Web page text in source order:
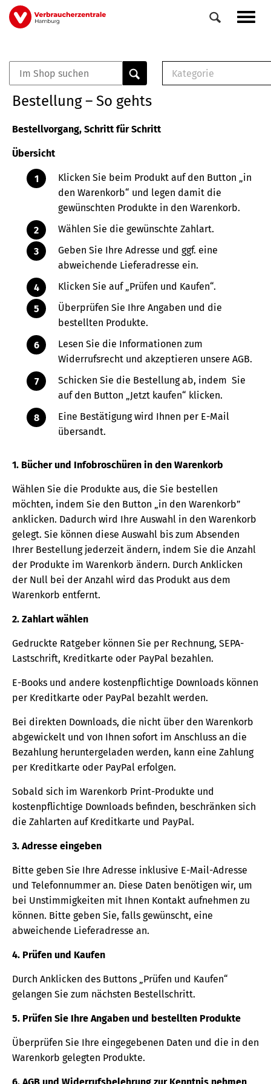
Direkt
zum
Veranstaltungen
0
Elemente
Kategorie
Buch
Bestellung – So gehts
Bestellvorgang, Schritt für Schritt
Übersicht
Klicken Sie beim Produkt auf den Button „in
den Warenkorb“ und legen damit die
gewünschten Produkte in den Warenkorb.
Wählen Sie die gewünschte Zahlart.
Geben Sie Ihre Adresse und ggf. eine
abweichende Lieferadresse ein.
Klicken Sie auf „Prüfen und Kaufen“.
Überprüfen Sie Ihre Angaben und die
bestellten Produkte.
Lesen Sie die Informationen zum
Widerrufsrecht und akzeptieren unsere AGB.
Schicken Sie die Bestellung ab, indem Sie
auf den Button „Jetzt kaufen“ klicken.
Eine Bestätigung wird Ihnen per E-Mail
übersandt.
1. Bücher und Infobroschüren in den Warenkorb
Wählen Sie die Produkte aus, die Sie bestellen
möchten, indem Sie den Button „in den Warenkorb”
anklicken. Dadurch wird Ihre Auswahl in den Warenkorb
gelegt. Sie können diese Auswahl bis zum Absenden
Ihrer Bestellung jederzeit ändern, indem Sie die Anzahl
der Produkte im Warenkorb ändern. Durch Anklicken
der Null bei der Anzahl wird das Produkt aus dem
Warenkorb entfernt.
2. Zahlart wählen
Gedruckte Ratgeber können Sie per Rechnung, SEPA-
Lastschrift, Kreditkarte oder PayPal bezahlen.
E-Books und andere kostenpflichtige Downloads können
per Kreditkarte oder PayPal bezahlt werden.
Bei direkten Downloads, die nicht über den Warenkorb
abgewickelt und von Ihnen sofort im Anschluss an die
Bezahlung heruntergeladen werden, kann eine Zahlung
per Kreditkarte oder PayPal erfolgen.
Sobald sich im Warenkorb Print-Produkte und
kostenpflichtige Downloads befinden, beschränken sich
die Zahlarten auf Kreditkarte und PayPal.
3. Adresse eingeben
Bitte geben Sie Ihre Adresse inklusive E-Mail-Adresse
und Telefonnummer an. Diese Daten benötigen wir, um
bei Unstimmigkeiten mit Ihnen Kontakt aufnehmen zu
können. Bitte geben Sie, falls gewünscht, eine
abweichende Lieferadresse an.
4. Prüfen und Kaufen
Durch Anklicken des Buttons „Prüfen und Kaufen“
gelangen Sie zum nächsten Bestellschritt.
5. Prüfen Sie Ihre Angaben und bestellten Produkte
Überprüfen Sie Ihre eingegebenen Daten und die in den
Warenkorb gelegten Produkte.